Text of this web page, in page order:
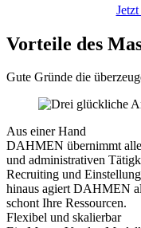
Vorteile des
Gute Gründe die
Aus einer Hand
DAHMEN übernimmt alle
und administrativen
Recruiting und
hinaus agiert DAHMEN
schont Ihre Ressourcen.
Flexibel und skalierbar